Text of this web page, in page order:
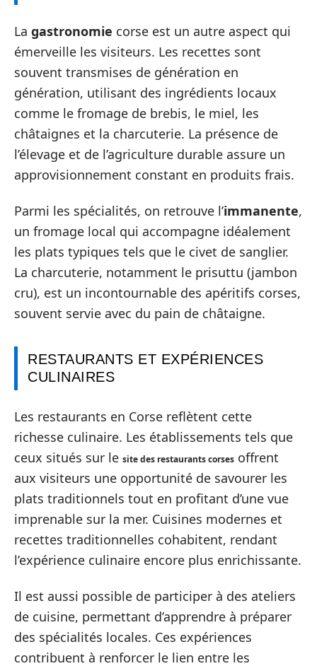
La gastronomie corse est un autre aspect qui
émerveille les visiteurs. Les recettes sont
souvent transmises de génération en
génération, utilisant des ingrédients locaux
comme le fromage de brebis, le miel, les
châtaignes et la charcuterie. La présence de
l’élevage et de l’agriculture durable assure un
approvisionnement constant en produits frais.
Parmi les spécialités, on retrouve l’immanente,
un fromage local qui accompagne idéalement
les plats typiques tels que le civet de sanglier.
La charcuterie, notamment le prisuttu (jambon
cru), est un incontournable des apéritifs corses,
souvent servie avec du pain de châtaigne.
RESTAURANTS ET EXPÉRIENCES
CULINAIRES
Les restaurants en Corse reflètent cette
richesse culinaire. Les établissements tels que
ceux situés sur le site des restaurants corses offrent
aux visiteurs une opportunité de savourer les
plats traditionnels tout en profitant d’une vue
imprenable sur la mer. Cuisines modernes et
recettes traditionnelles cohabitent, rendant
l’expérience culinaire encore plus enrichissante.
Il est aussi possible de participer à des ateliers
de cuisine, permettant d’apprendre à préparer
des spécialités locales. Ces expériences
contribuent à renforcer le lien entre les